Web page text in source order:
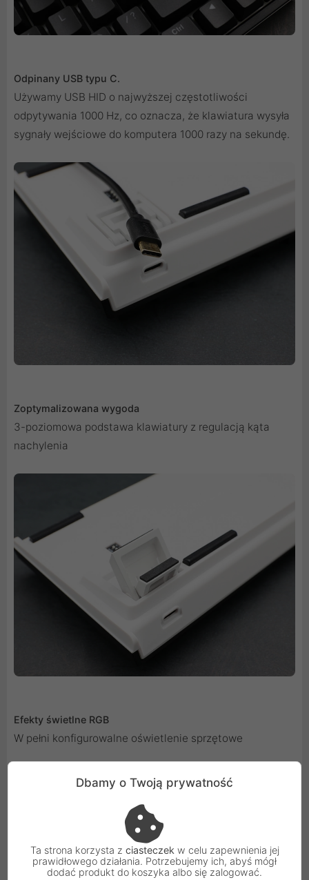
Odpinany USB typu C.
Używamy USB HID o najwyższej częstotliwości
odpytywania 1000 Hz, co oznacza, że ​​klawiatura wysyła
sygnały wejściowe do komputera 1000 razy na sekundę.
Zoptymalizowana wygoda
3-poziomowa podstawa klawiatury z regulacją kąta
nachylenia
Efekty świetlne RGB
W pełni konfigurowalne oświetlenie sprzętowe
Dbamy o Twoją prywatność
Ta strona korzysta z ciasteczek w celu zapewnienia jej
prawidłowego działania. Potrzebujemy ich, abyś mógł
dodać produkt do koszyka albo się zalogować.